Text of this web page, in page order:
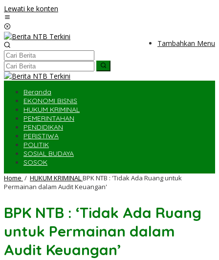
Lewati ke konten
Tambahkan Menu
Beranda
EKONOMI BISNIS
HUKUM KRIMINAL
PEMERINTAHAN
PENDIDIKAN
PERISTIWA
POLITIK
SOSIAL BUDAYA
SOSOK
Home / HUKUM KRIMINALBPK NTB : 'Tidak Ada Ruang untuk
Permainan dalam Audit Keuangan'
BPK NTB : ‘Tidak Ada Ruang
untuk Permainan dalam
Audit Keuangan’